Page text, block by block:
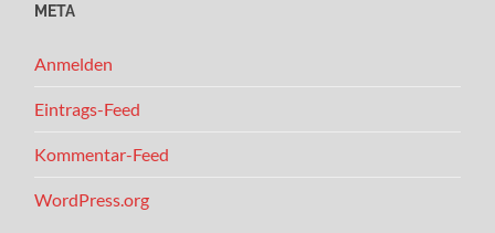
META
Anmelden
Eintrags-Feed
Kommentar-Feed
WordPress.org